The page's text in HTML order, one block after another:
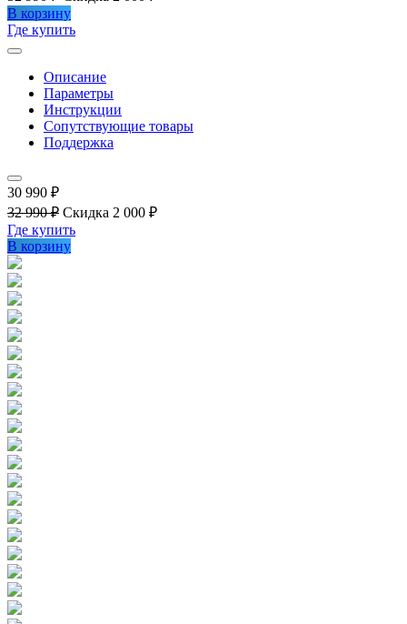
В корзину
Где купить
Описание
Параметры
Инструкции
Сопутствующие товары
Поддержка
30 990 ₽
32 990 ₽ Скидка 2 000 ₽
Где купить
В корзину